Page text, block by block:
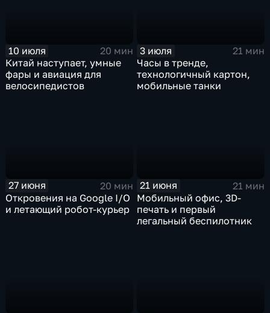
10 июля
20 мин
Китай наступает, умные
фары и авиация для
велосипедистов
3 июля
21 мин
Часы в тренде,
технологичный картон,
мобильные танки
27 июня
20 мин
Откровения на Google I/O
и летающий робот-курьер
21 июня
21 мин
Мобильный офис, 3D-
печать и первый
легальный беспилотник